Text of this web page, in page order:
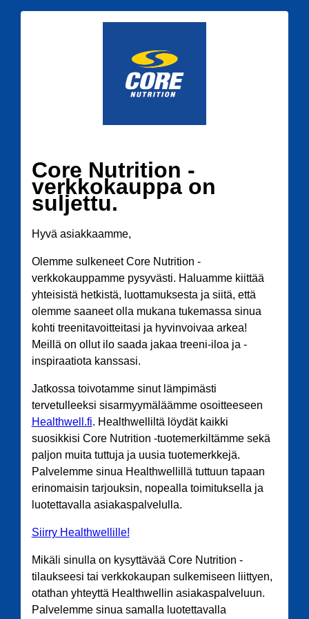
Core Nutrition -
verkkokauppa on
suljettu.
Hyvä asiakkaamme,
Olemme sulkeneet Core Nutrition -
verkkokauppamme pysyvästi. Haluamme kiittää
yhteisistä hetkistä, luottamuksesta ja siitä, että
olemme saaneet olla mukana tukemassa sinua
kohti treenitavoitteitasi ja hyvinvoivaa arkea!
Meillä on ollut ilo saada jakaa treeni-iloa ja -
inspiraatiota kanssasi.
Jatkossa toivotamme sinut lämpimästi
tervetulleeksi sisarmyymäläämme osoitteeseen
Healthwell.fi. Healthwelliltä löydät kaikki
suosikkisi Core Nutrition -tuotemerkiltämme sekä
paljon muita tuttuja ja uusia tuotemerkkejä.
Palvelemme sinua Healthwellillä tuttuun tapaan
erinomaisin tarjouksin, nopealla toimituksella ja
luotettavalla asiakaspalvelulla.
Siirry Healthwellille!
Mikäli sinulla on kysyttävää Core Nutrition -
tilaukseesi tai verkkokaupan sulkemiseen liittyen,
otathan yhteyttä Healthwellin asiakaspalveluun.
Palvelemme sinua samalla luotettavalla